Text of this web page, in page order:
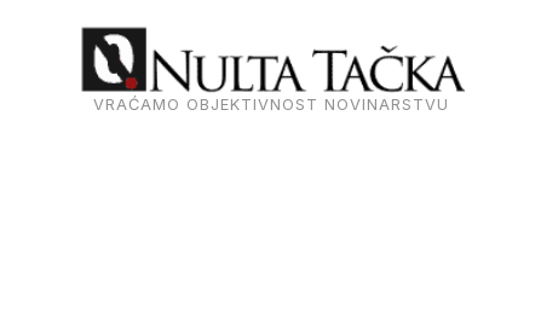
VRAĆAMO OBJEKTIVNOST NOVINARSTVU